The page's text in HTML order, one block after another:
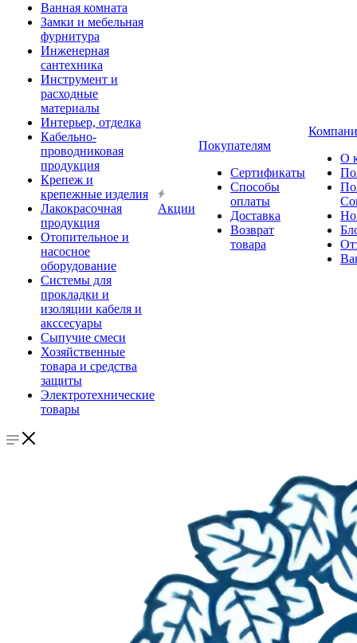
Ванная комната
Замки и мебельная
фурнитура
Инженерная
сантехника
Инструмент и
расходные
материалы
Интерьер, отделка
Кабельно-
проводниковая
продукция
Крепеж и
крепежные изделия
Лакокрасочная
продукция
Отопительное и
насосное
оборудование
Системы для
прокладки и
изоляции кабеля и
акссесуары
Сыпучие смеси
Хозяйственные
товара и средства
защиты
Электротехнические
товары
Акции
Покупателям
Сертификаты
Способы
оплаты
Доставка
Возврат
товара
О